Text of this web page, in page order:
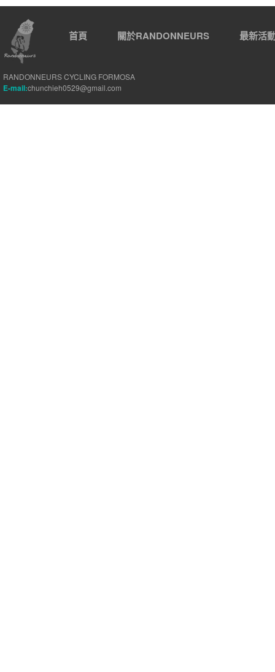
首頁 關於RANDONNEURS 最新活
RANDONNEURS CYCLING FORMOSA
E-mail:chunchieh0529@gmail.com